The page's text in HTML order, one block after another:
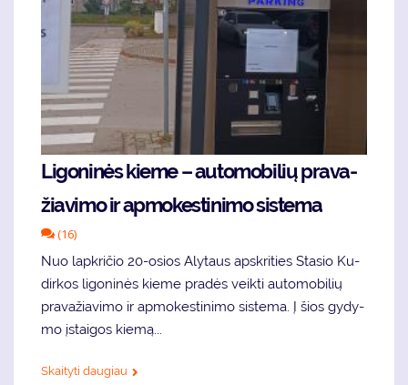
Li­go­ni­nės kie­me – au­to­mo­bi­lių pra­va­
žia­vi­mo ir ap­mo­kes­ti­ni­mo sis­te­ma
(16)
Nuo lap­kri­čio 20-osios Aly­taus ap­skri­ties Stasio Ku­
dir­kos li­go­ni­nės kie­me pra­dės veik­ti au­to­mo­bi­lių
pra­va­žia­vi­mo ir ap­mo­kes­ti­ni­mo sis­te­ma. Į šios gy­dy­
mo įstai­gos kie­mą...
Skaityti daugiau